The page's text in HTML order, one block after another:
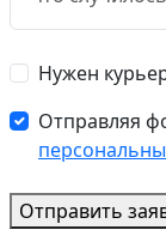
Нужен
Отправляя
Отправить